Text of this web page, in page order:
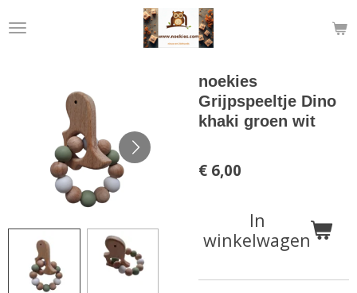
direct
hoofdinhoud
noekies
Grijpspeeltje Dino
khaki groen wit
€ 6,00
In
winkelwagen